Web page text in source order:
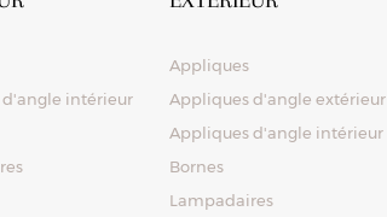
intérieur
Appliques
Appliques d'angle extérieur
Appliques d'angle intérieur
Bornes
Lampadaires